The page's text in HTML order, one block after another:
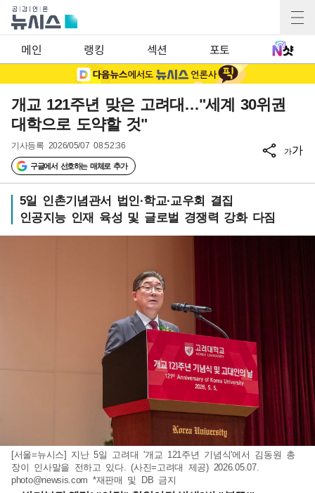
메인 랭킹 섹션 포토
개교 121주년 맞은 고려대…"세계 30위권
대학으로 도약할 것"
기사등록 2026/05/07 08:52:36
구글에서 선호하는 매체로 추가
가가
5일 인촌기념관서 법인·학교·교우회 결집
인공지능 인재 육성 및 글로벌 경쟁력 강화 다짐
[서울=뉴시스] 지난 5일 고려대 '개교 121주년 기념식'에서 김동원 총
장이 인사말을 전하고 있다. (사진=고려대 제공) 2026.05.07.
photo@newsis.com *재판매 및 DB 금지